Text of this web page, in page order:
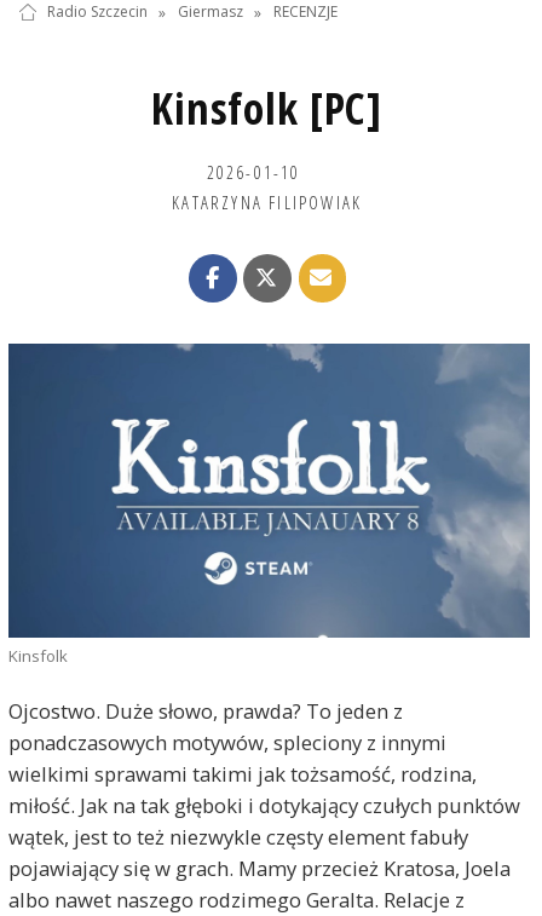
Radio Szczecin » Giermasz » RECENZJE
Kinsfolk [PC]
2026-01-10
KATARZYNA FILIPOWIAK
Kinsfolk
Ojcostwo. Duże słowo, prawda? To jeden z
ponadczasowych motywów, spleciony z innymi
wielkimi sprawami takimi jak tożsamość, rodzina,
miłość. Jak na tak głęboki i dotykający czułych punktów
wątek, jest to też niezwykle częsty element fabuły
pojawiający się w grach. Mamy przecież Kratosa, Joela
albo nawet naszego rodzimego Geralta. Relacje z